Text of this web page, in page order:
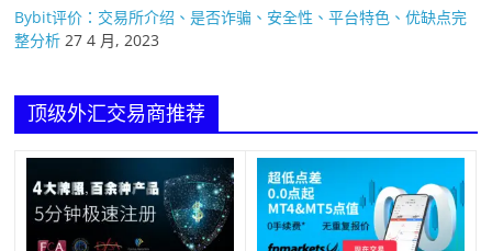
Bybit评价：交易所介绍、是否诈骗、安全性、平台特色、优缺点完
整分析 27 4 月, 2023
顶级外汇交易商推荐